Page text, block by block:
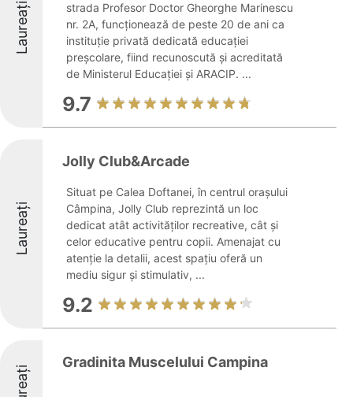
Laureați
strada Profesor Doctor Gheorghe Marinescu
nr. 2A, funcționează de peste 20 de ani ca
instituție privată dedicată educației
preșcolare, fiind recunoscută și acreditată
de Ministerul Educației și ARACIP. ...
9.7
Laureați
Jolly Club&Arcade
Situat pe Calea Doftanei, în centrul orașului
Câmpina, Jolly Club reprezintă un loc
dedicat atât activităților recreative, cât și
celor educative pentru copii. Amenajat cu
atenție la detalii, acest spațiu oferă un
mediu sigur și stimulativ, ...
9.2
Gradinita Muscelului Campina